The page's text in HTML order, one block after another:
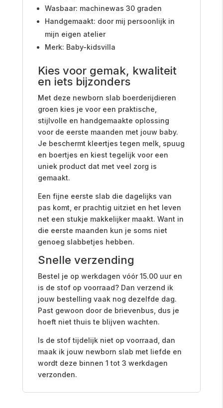
Wasbaar: machinewas 30 graden
Handgemaakt: door mij persoonlijk in
mijn eigen atelier
Merk: Baby-kidsvilla
Kies voor gemak, kwaliteit
en iets bijzonders
Met deze newborn slab boerderijdieren
groen kies je voor een praktische,
stijlvolle en handgemaakte oplossing
voor de eerste maanden met jouw baby.
Je beschermt kleertjes tegen melk, spuug
en boertjes en kiest tegelijk voor een
uniek product dat met veel zorg is
gemaakt.
Een fijne eerste slab die dagelijks van
pas komt, er prachtig uitziet en het leven
net een stukje makkelijker maakt. Want in
die eerste maanden kun je soms niet
genoeg slabbetjes hebben.
Snelle verzending
Bestel je op werkdagen vóór 15.00 uur en
is de stof op voorraad? Dan verzend ik
jouw bestelling vaak nog dezelfde dag.
Past gewoon door de brievenbus, dus je
hoeft niet thuis te blijven wachten.
Is de stof tijdelijk niet op voorraad, dan
maak ik jouw newborn slab met liefde en
wordt deze binnen 1 tot 3 werkdagen
verzonden.